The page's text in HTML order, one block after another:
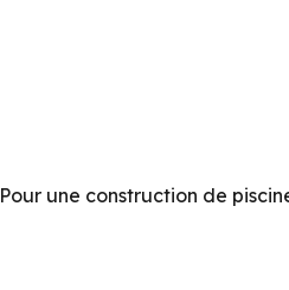
Pour une construction de